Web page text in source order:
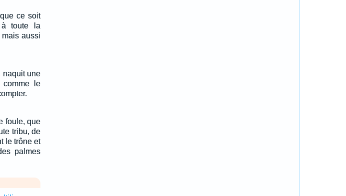
ce soit
toute la
aussi
naquit une
comme le
foule, que
tribu, de
le trône et
palmes